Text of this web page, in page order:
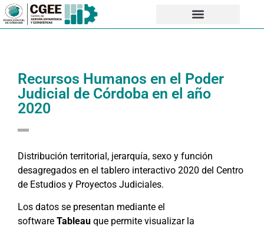
Recursos Humanos en el Poder
Judicial de Córdoba en el año
2020
Distribución territorial, jerarquía, sexo y función
desagregados en el tablero interactivo 2020 del Centro
de Estudios y Proyectos Judiciales.
Los datos se presentan mediante el
software Tableau que permite visualizar la